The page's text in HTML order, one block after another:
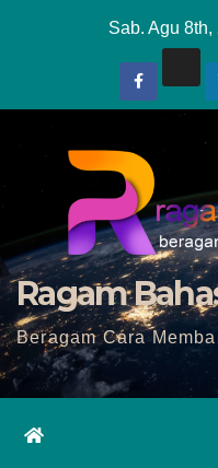
Sab. Agu 8th,
Ragam
Beragam Cara